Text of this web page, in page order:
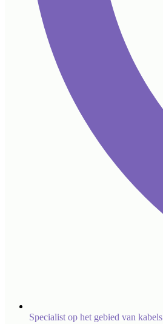
Specialist op het gebied van kabels